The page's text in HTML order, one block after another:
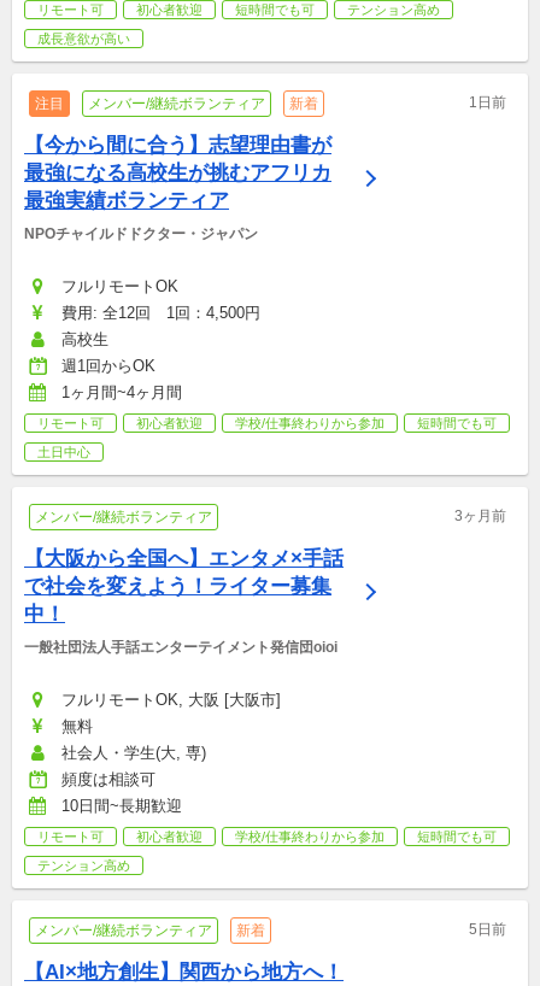
リモート可 初心者歓迎 短時間でも可
テンション高め
成長意欲が高い
注目 メンバー/継続ボランティア 新着 1日前
【今から間に合う】志望理由書が
最強になる高校生が挑むアフリカ
最強実績ボランティア
NPOチャイルドドクター・ジャパン
フルリモートOK
費用: 全12回　1回：4,500円
高校生
週1回からOK
1ヶ月間~4ヶ月間
リモート可 初心者歓迎 学校/仕事終わりから参加
短時間でも可
土日中心
メンバー/継続ボランティア 3ヶ月前
【大阪から全国へ】エンタメ×手話
で社会を変えよう！ライター募集
中！
一般社団法人手話エンターテイメント発信団oioi
フルリモートOK, 大阪 [大阪市]
無料
社会人・学生(大, 専)
頻度は相談可
10日間~長期歓迎
リモート可 初心者歓迎 学校/仕事終わりから参加
短時間でも可
テンション高め
メンバー/継続ボランティア 新着 5日前
【AI×地方創生】関西から地方へ！